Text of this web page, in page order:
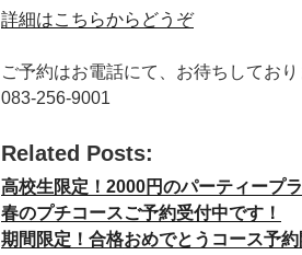
詳細はこちらからどうぞ
ご予約はお電話にて、お待ちしており
083-256-9001
Related Posts:
高校生限定！2000円のパーティープラ
春のプチコースご予約受付中です！
期間限定！合格おめでとうコース予約